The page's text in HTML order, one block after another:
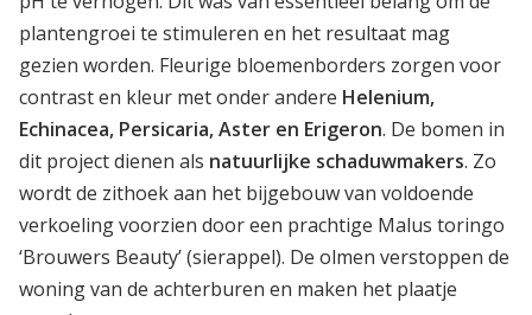
plantengroei te stimuleren en het resultaat mag
gezien worden. Fleurige bloemenborders zorgen voor
contrast en kleur met onder andere Helenium,
Echinacea, Persicaria, Aster en Erigeron. De bomen in
dit project dienen als natuurlijke schaduwmakers. Zo
wordt de zithoek aan het bijgebouw van voldoende
verkoeling voorzien door een prachtige Malus toringo
‘Brouwers Beauty’ (sierappel). De olmen verstoppen de
woning van de achterburen en maken het plaatje